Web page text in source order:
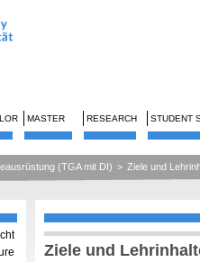
MASTER RESEARCH STUDENT
(TGA mit DI) > Ziele und
Ziele und